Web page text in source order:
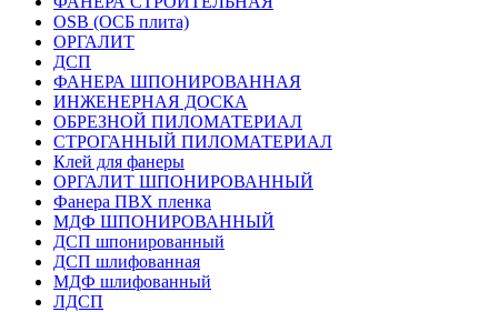
OSB (ОСБ плита)
ОРГАЛИТ
ДСП
ФАНЕРА ШПОНИРОВАННАЯ
ИНЖЕНЕРНАЯ ДОСКА
ОБРЕЗНОЙ ПИЛОМАТЕРИАЛ
СТРОГАННЫЙ ПИЛОМАТЕРИАЛ
Клей для фанеры
ОРГАЛИТ ШПОНИРОВАННЫЙ
Фанера ПВХ пленка
МДФ ШПОНИРОВАННЫЙ
ДСП шпонированный
ДСП шлифованная
МДФ шлифованный
ЛДСП